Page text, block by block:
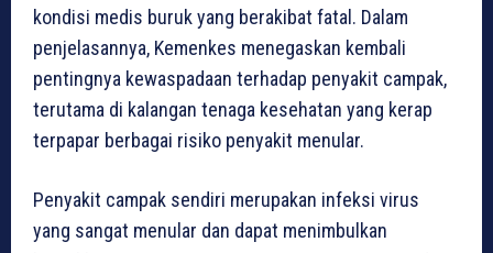
kondisi medis buruk yang berakibat fatal. Dalam
penjelasannya, Kemenkes menegaskan kembali
pentingnya kewaspadaan terhadap penyakit campak,
terutama di kalangan tenaga kesehatan yang kerap
terpapar berbagai risiko penyakit menular.
Penyakit campak sendiri merupakan infeksi virus
yang sangat menular dan dapat menimbulkan